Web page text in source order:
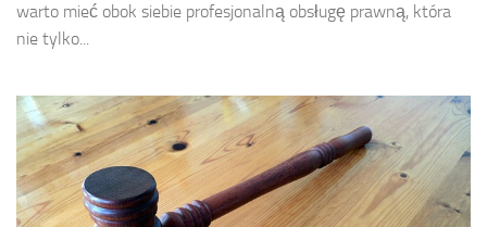
warto mieć obok siebie profesjonalną obsługę prawną, która
nie tylko...